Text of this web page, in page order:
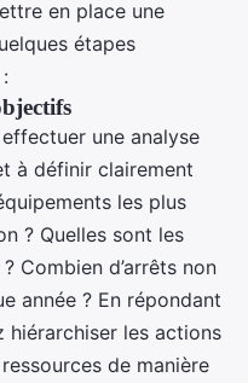
en place une
étapes
une analyse
à définir clairement
les plus
? Quelles sont les
Combien d’arrêts non
année ? En répondant
hiérarchiser les actions
de manière